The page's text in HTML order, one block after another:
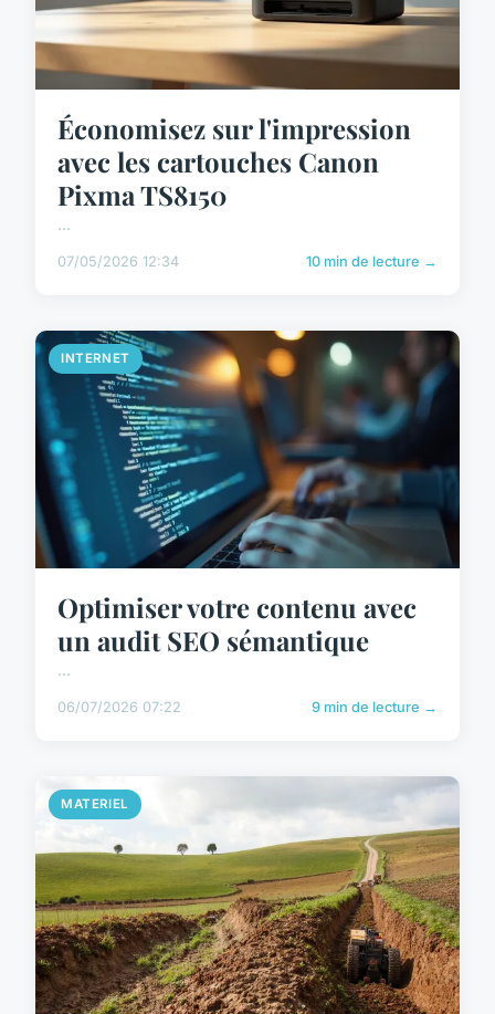
Économisez sur l'impression
avec les cartouches Canon
Pixma TS8150
...
07/05/2026 12:34 10 min de lecture →
INTERNET
Optimiser votre contenu avec
un audit SEO sémantique
...
06/07/2026 07:22 9 min de lecture →
MATERIEL